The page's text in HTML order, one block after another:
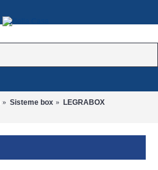
Sisteme box
LEGRABOX